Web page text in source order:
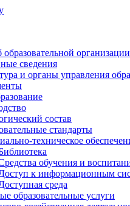
организации
сведения
и органы управления
состав
стандарты
техническое
обучения и
к информационным
среда
образовательные услуги